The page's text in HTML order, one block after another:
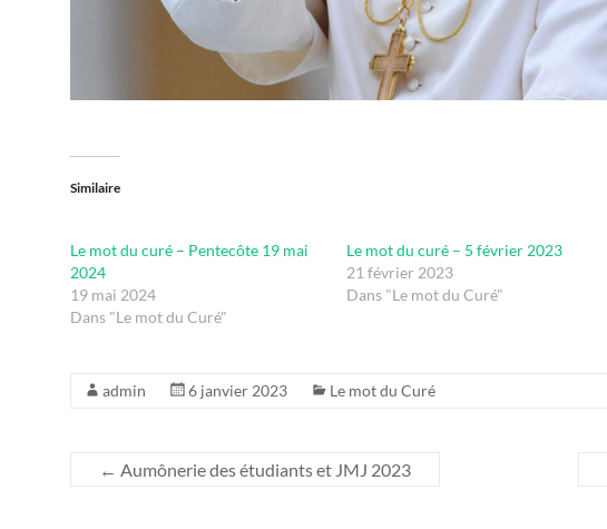
Similaire
Le mot du curé – Pentecôte 19 mai
2024
19 mai 2024
Dans "Le mot du Curé"
Le mot du curé – 5 février 2023
21 février 2023
Dans "Le mot du Curé"
admin 6 janvier 2023 Le mot du Curé
← Aumônerie des étudiants et JMJ 2023